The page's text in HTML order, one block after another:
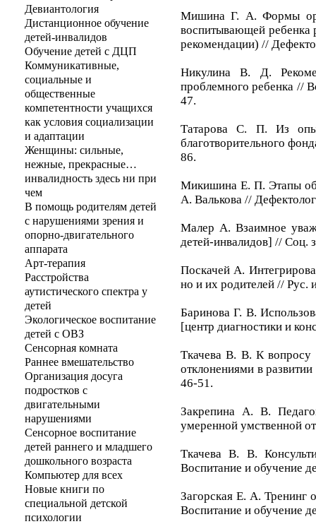
Девиантология
Дистанционное обучение
детей-инвалидов
Обучение детей с ДЦП
Коммуникативные,
социальные и
общественные
компетентности учащихся
как условия социализации
и адаптации
Женщины: сильные,
нежные, прекрасные…
инвалидность здесь ни при
чем
В помощь родителям детей
с нарушениями зрения и
опорно-двигательного
аппарата
Арт-терапия
Расстройства
аутистического спектра у
детей
Экологическое воспитание
детей с ОВЗ
Сенсорная комната
Раннее вмешательство
Организация досуга
подростков с
двигательными
нарушениями
Сенсорное воспитание
детей раннего и младшего
дошкольного возраста
Компьютер для всех
Новые книги по
специальной детской
психологии
Мишина Г. А. Формы
воспитывающей ребенка
рекомендации) //
Никулина В. Д.
проблемного ребенка //
47.
Татарова С. П. Из
благотворительного
86.
Микишина Е. П. Этапы
А. Валькова //
Малер А. Взаимное
детей-инвалидов] //
Поскачей А.
но и их родителей //
Баринова Г. В.
[центр диагностики и
Ткачева В. В. К вопросу
отклонениями в
46-51.
Закрепина А. В.
умеренной умственной
Ткачева В. В.
Воспитание и обучение
Загорская Е. А. Тренинг
Воспитание и обучение